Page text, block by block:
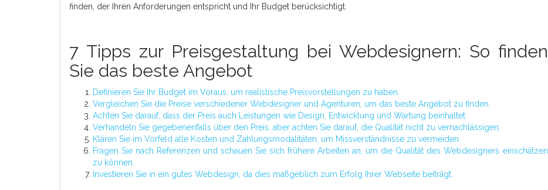
finden, der Ihren Anforderungen entspricht und Ihr Budget berücksichtigt.
7 Tipps zur Preisgestaltung bei Webdesignern: So finden
Sie das beste Angebot
Definieren Sie Ihr Budget im Voraus, um realistische Preisvorstellungen zu haben.
Vergleichen Sie die Preise verschiedener Webdesigner und Agenturen, um das beste Angebot zu finden.
Achten Sie darauf, dass der Preis auch Leistungen wie Design, Entwicklung und Wartung beinhaltet.
Verhandeln Sie gegebenenfalls über den Preis, aber achten Sie darauf, die Qualität nicht zu vernachlässigen.
Klären Sie im Vorfeld alle Kosten und Zahlungsmodalitäten, um Missverständnisse zu vermeiden.
Fragen Sie nach Referenzen und schauen Sie sich frühere Arbeiten an, um die Qualität des Webdesigners einschätzen
zu können.
Investieren Sie in ein gutes Webdesign, da dies maßgeblich zum Erfolg Ihrer Webseite beiträgt.